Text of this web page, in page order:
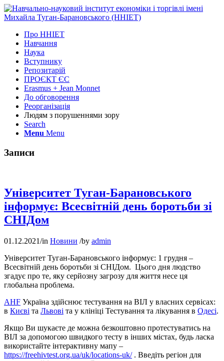
Про ННІЕТ
Навчання
Наука
Вступнику
Репозитарій
ПРОЄКТ ЄС
Erasmus + Jean Monnet
До обговорення
Реорганізація
Людям з порушеннями зору
Search
Menu Menu
Записи
Університет Туган-Барановського
інформує: Всесвітній день боротьби зі
СНІДом
01.12.2021/in Новини /by admin
Університет Туган-Барановського інформує: 1 грудня –
Всесвітній день боротьби зі СНІДом. Цього дня людство
згадує про те, яку серйозну загрозу для життя несе ця
глобальна проблема.
AHF Україна здійснює тестування на ВІЛ у власних сервісах:
в Києві та Львові та у клініці Тестування та лікування в Одесі.
Якщо Ви шукаєте де можна безкоштовно протестуватись на
ВІЛ за допомогою швидкого тесту в інших містах, будь ласка
використайте інтерактивну мапу –
https://freehivtest.org.ua/uk/locations-uk/. Введіть регіон для